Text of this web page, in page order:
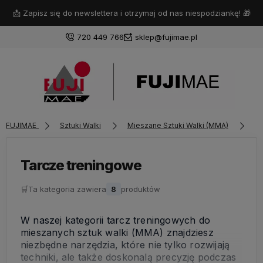
📩 Zapisz się do newslettera i otrzymaj od nas niespodziankę! 🎁
720 449 766 sklep@fujimae.pl
Załóż konto
z poprzedniej sesji.
FUJIMAE Sztuki Walki Mieszane Sztuki Walki (MMA)
Tarcze treningowe
🛒Ta kategoria zawiera 8 produktów
W naszej kategorii tarcz treningowych do
mieszanych sztuk walki (MMA) znajdziesz
niezbędne narzędzia, które nie tylko rozwijają
techniki, ale także doskonalą precyzję podczas